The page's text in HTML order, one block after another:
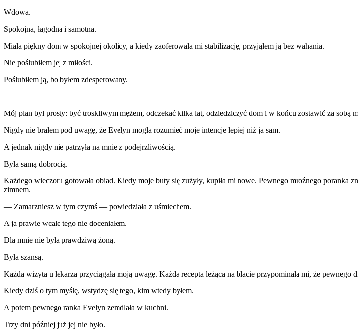
Wdowa.
Spokojna, łagodna i samotna.
Miała piękny dom w spokojnej okolicy, a kiedy zaoferowała mi stabilizację, przyjąłem ją bez wahania.
Nie poślubiłem jej z miłości.
Poślubiłem ją, bo byłem zdesperowany.
Mój plan był prosty: być troskliwym mężem, odczekać kilka lat, odziedziczyć dom i w końcu zostawić za sobą
Nigdy nie brałem pod uwagę, że Evelyn mogła rozumieć moje intencje lepiej niż ja sam.
A jednak nigdy nie patrzyła na mnie z podejrzliwością.
Była samą dobrocią.
Każdego wieczoru gotowała obiad. Kiedy moje buty się zużyły, kupiła mi nowe. Pewnego mroźnego poranka
zimnem.
— Zamarzniesz w tym czymś — powiedziała z uśmiechem.
A ja prawie wcale tego nie doceniałem.
Dla mnie nie była prawdziwą żoną.
Była szansą.
Każda wizyta u lekarza przyciągała moją uwagę. Każda recepta leżąca na blacie przypominała mi, że pewnego
Kiedy dziś o tym myślę, wstydzę się tego, kim wtedy byłem.
A potem pewnego ranka Evelyn zemdlała w kuchni.
Trzy dni później już jej nie było.